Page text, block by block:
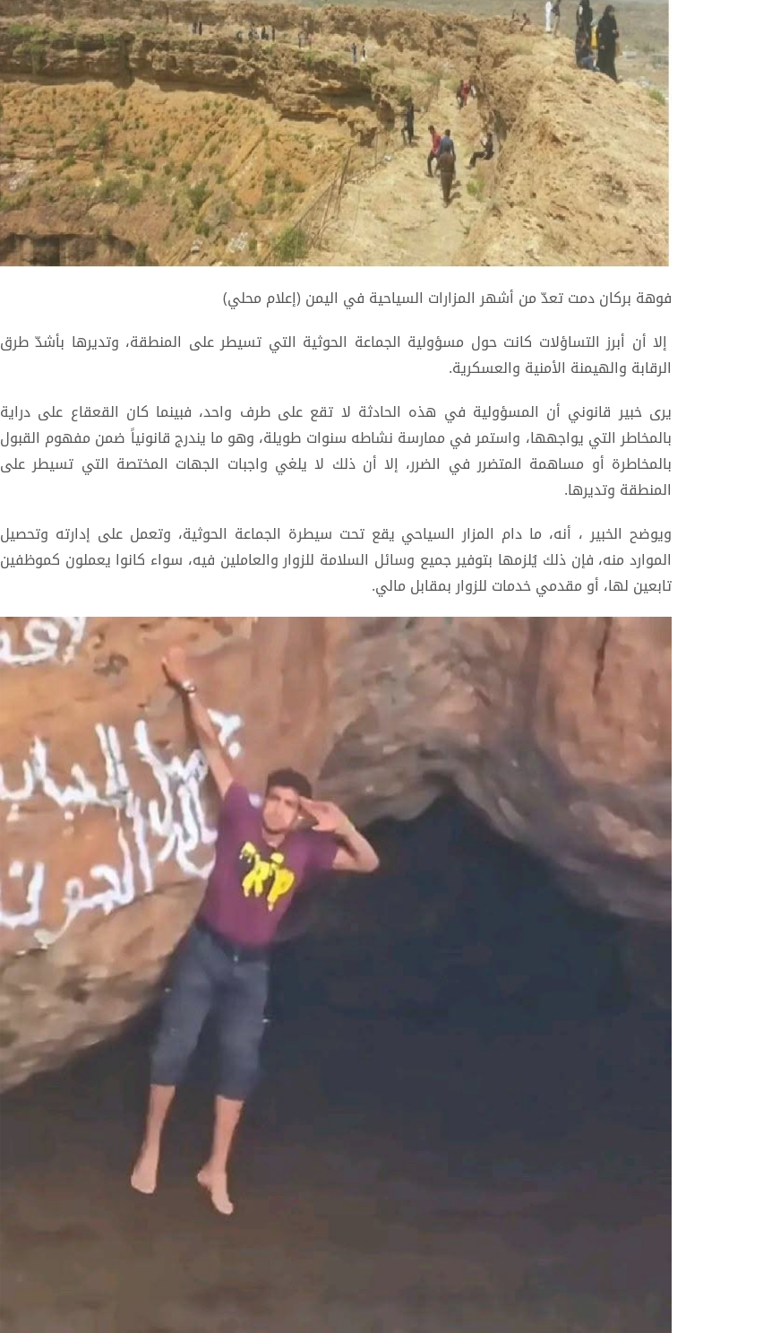
فوهة بركان دمت تعدّ من أشهر المزارات السياحية في اليمن (إعلام محلي)
إلا أن أبرز التساؤلات كانت حول مسؤولية الجماعة الحوثية التي تسيطر على المنطقة، وتديرها بأشدّ طرق
الرقابة والهيمنة الأمنية والعسكرية.
يرى خبير قانوني أن المسؤولية في هذه الحادثة لا تقع على طرف واحد، فبينما كان القعقاع على دراية
بالمخاطر التي يواجهها، واستمر في ممارسة نشاطه سنوات طويلة، وهو ما يندرج قانونياً ضمن مفهوم القبول
بالمخاطرة أو مساهمة المتضرر في الضرر، إلا أن ذلك لا يلغي واجبات الجهات المختصة التي تسيطر على
المنطقة وتديرها.
ويوضح الخبير ، أنه، ما دام المزار السياحي يقع تحت سيطرة الجماعة الحوثية، وتعمل على إدارته وتحصيل
الموارد منه، فإن ذلك يُلزمها بتوفير جميع وسائل السلامة للزوار والعاملين فيه، سواء كانوا يعملون كموظفين
تابعين لها، أو مقدمي خدمات للزوار بمقابل مالي.